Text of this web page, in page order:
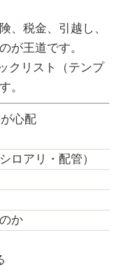
、税金、引越し、
が王道です。
クリスト（テンプ
。
心配
ロアリ・配管）
か